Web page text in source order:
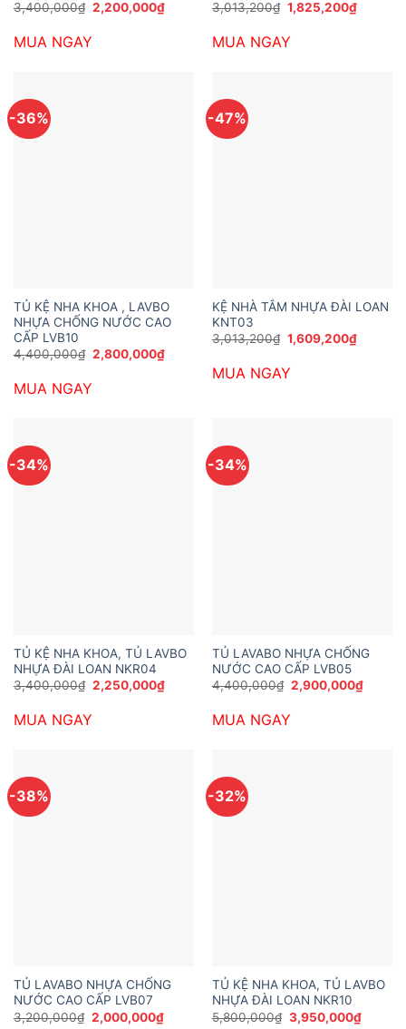
3,400,000₫ Giá
gốc
3,400,000₫.
2,200,000₫Giá
hiện
MUA NGAY
3,013,200₫ Giá
gốc
3,013,200₫.
1,825,200₫Giá
hiện
MUA NGAY
-36%
TỦ KỆ NHA KHOA , LAVBO
NHỰA CHỐNG NƯỚC CAO
CẤP LVB10
4,400,000₫ Giá
gốc
4,400,000₫.
2,800,000₫Giá
hiện
MUA NGAY
-47%
KỆ NHÀ TẮM NHỰA ĐÀI LOAN
KNT03
3,013,200₫ Giá
gốc
3,013,200₫.
1,609,200₫Giá
hiện
MUA NGAY
-34%
TỦ KỆ NHA KHOA, TỦ LAVBO
NHỰA ĐÀI LOAN NKR04
3,400,000₫ Giá
gốc
3,400,000₫.
2,250,000₫Giá
hiện
MUA NGAY
-34%
TỦ LAVABO NHỰA CHỐNG
NƯỚC CAO CẤP LVB05
4,400,000₫ Giá
gốc
4,400,000₫.
2,900,000₫Giá
hiện
MUA NGAY
-38%
TỦ LAVABO NHỰA CHỐNG
NƯỚC CAO CẤP LVB07
3,200,000₫ Giá
2,000,000₫Giá
-32%
TỦ KỆ NHA KHOA, TỦ LAVBO
NHỰA ĐÀI LOAN NKR10
5,800,000₫ Giá
3,950,000₫Giá